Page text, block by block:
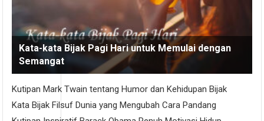
Kata-kata Bijak Pagi Hari untuk Memulai dengan
Semangat
Kutipan Mark Twain tentang Humor dan Kehidupan Bijak
Kata Bijak Filsuf Dunia yang Mengubah Cara Pandang